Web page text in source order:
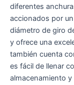
diferentes
accionados por
diámetro de giro
y ofrece una
también cuenta
es fácil de llenar
almacenamiento